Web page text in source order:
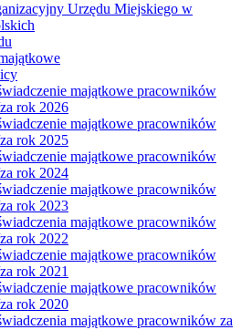
Urzędu Miejskiego w
majątkowe pracowników
rok 2026
majątkowe pracowników
rok 2025
majątkowe pracowników
rok 2024
majątkowe pracowników
rok 2023
majątkowe pracowników
rok 2022
majątkowe pracowników
rok 2021
majątkowe pracowników
rok 2020
majątkowe pracowników za